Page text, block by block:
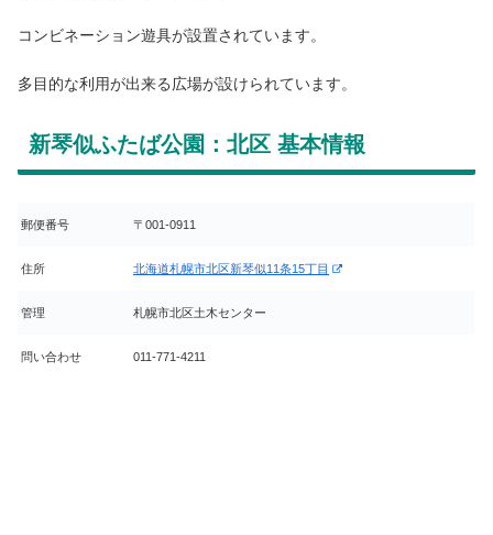
コンビネーション遊具が設置されています。
多目的な利用が出来る広場が設けられています。
新琴似ふたば公園：北区 基本情報
郵便番号 〒001-0911
住所 北海道札幌市北区新琴似11条15丁目
管理 札幌市北区土木センター
問い合わせ 011-771-4211